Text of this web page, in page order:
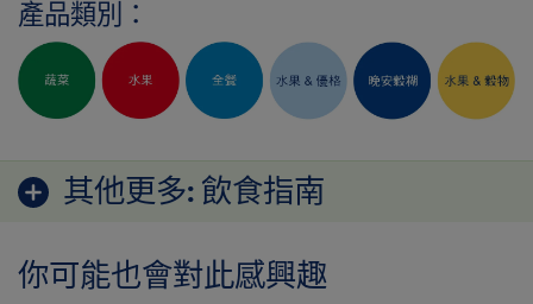
產品類別：
其他更多: 飲食指南
你可能也會對此感興趣